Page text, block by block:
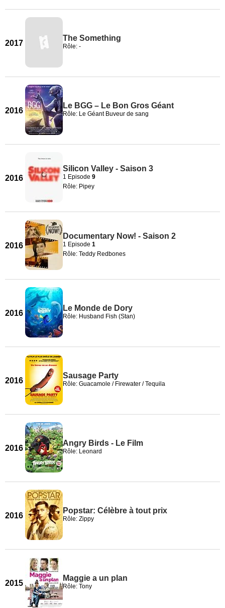
2017
The Something
Rôle: -
2016
Le BGG – Le Bon Gros Géant
Rôle: Le Géant Buveur de sang
2016
Silicon Valley - Saison 3
1 Episode 9
Rôle: Pipey
2016
Documentary Now! - Saison 2
1 Episode 1
Rôle: Teddy Redbones
2016
Le Monde de Dory
Rôle: Husband Fish (Stan)
2016
Sausage Party
Rôle: Guacamole / Firewater / Tequila
2016
Angry Birds - Le Film
Rôle: Leonard
2016
Popstar: Célèbre à tout prix
Rôle: Zippy
2015
Maggie a un plan
Rôle: Tony